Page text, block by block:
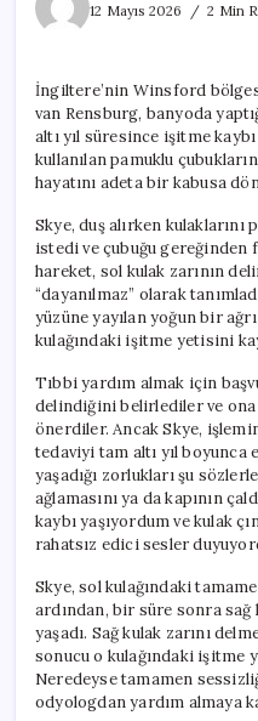
12 Mayıs 2026
2 Min
İngiltere’nin Winsford
van Rensburg, banyoda
altı yıl süresince işitme
kullanılan pamuklu
hayatını adeta bir kabusa
Skye, duş alırken
istedi ve çubuğu gereğinden
hareket, sol kulak zarının
“dayanılmaz” olarak
yüzüne yayılan yoğun bir
kulağındaki işitme yetisini
Tıbbi yardım almak için
delindiğini belirlediler ve
önerdiler. Ancak Skye,
tedaviyi tam altı yıl boyunca
yaşadığı zorlukları şu
ağlamasını ya da kapının
kaybı yaşıyordum ve kulak
rahatsız edici sesler
Skye, sol kulağındaki
ardından, bir süre sonra
yaşadı. Sağ kulak zarını
sonucu o kulağındaki işitme
Neredeyse tamamen
odyologdan yardım almaya